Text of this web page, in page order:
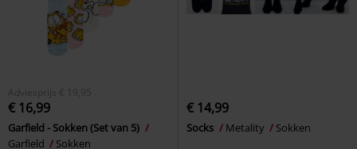
Adviesprijs € 19,95
€ 16,99
Garfield - Sokken (Set van 5)
Garfield
Sokken
€ 14,99
Socks Metality Sokken